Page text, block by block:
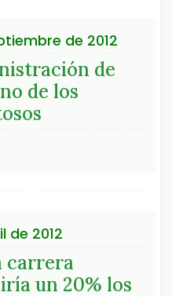
de 2012
de
de los
de 2012
carrera
un 20% los